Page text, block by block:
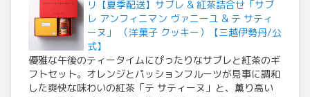
リ【夏季配送】サブレ & 紅茶詰合せ「サブ
レ アンフィニマン ヴァニーユ & テ サティ
ーヌ」 （洋菓子 クッキー）【三越伊勢丹/公
式】
優雅な午後のティータイムにぴったりなサブレと紅茶のギ
フトセット。オレンジとパッションフルーツが見事に調和
した爽快な味わいの紅茶「テ サティーヌ」と、薫り高い